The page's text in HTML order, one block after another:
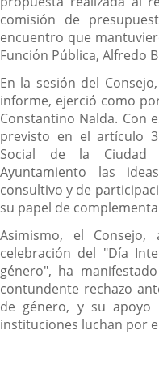
comisión de
encuentro que
Función Pública, Alfredo
En la sesión del
informe, ejerció como
Constantino Nalda. Con
previsto en el artículo
Social de la Ciudad
Ayuntamiento las
consultivo y de
su papel de
Asimismo, el
celebración del "Día
género", ha
contundente rechazo
de género, y su apoyo
instituciones luchan por